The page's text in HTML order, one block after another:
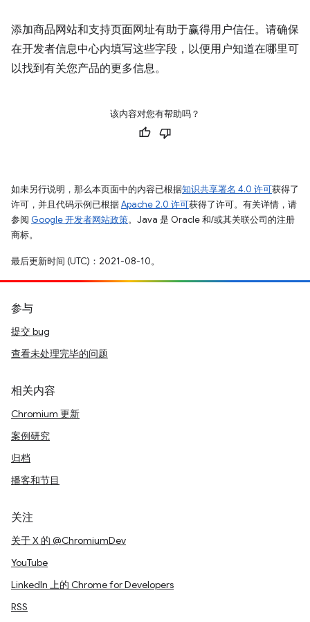
添加商品网站和支持页面网址有助于赢得用户信任。请确保
在开发者信息中心内填写这些字段，以便用户知道在哪里可
以找到有关您产品的更多信息。
该内容对您有帮助吗？
如未另行说明，那么本页面中的内容已根据知识共享署名 4.0 许可获得了
许可，并且代码示例已根据Apache 2.0 许可获得了许可。有关详情，请
参阅 Google 开发者网站政策。Java 是 Oracle 和/或其关联公司的注册
商标。
最后更新时间 (UTC)：2021-08-10。
参与
提交 bug
查看未处理完毕的问题
相关内容
Chromium 更新
案例研究
归档
播客和节目
关注
关于 X 的 @ChromiumDev
YouTube
LinkedIn 上的 Chrome for Developers
RSS